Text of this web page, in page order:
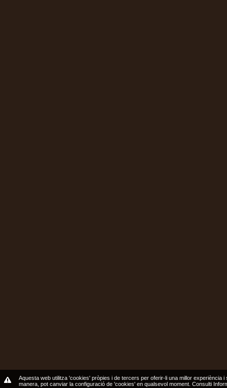
Aquesta web utilitza 'cookies' pròpies i de tercers per oferir-li una millor
manera, pot canviar la configuració de 'cookies' en qualsevol moment. Consulti